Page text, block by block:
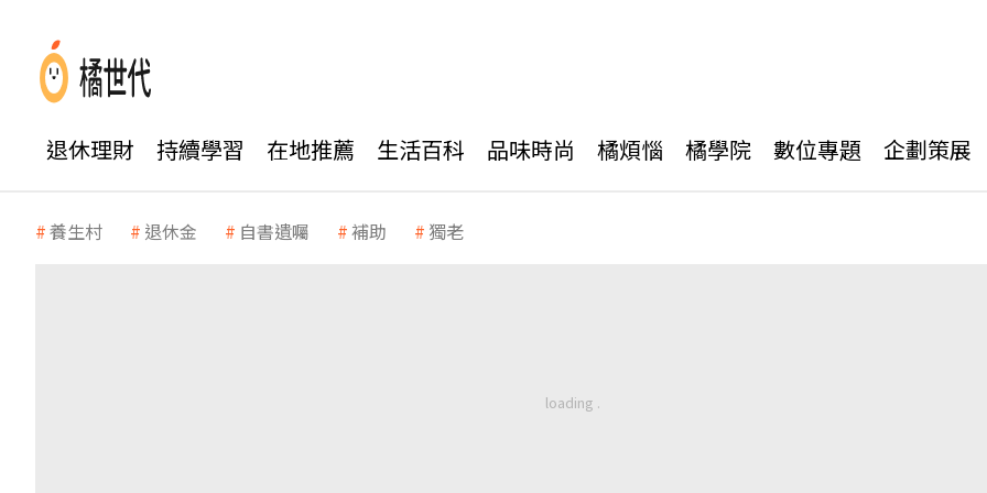
退休理財 持續學習 在地推薦 生活百科 品味時尚 橘煩惱 橘學院 數位專題 企劃策展
養生村 退休金 自書遺囑 補助 獨老